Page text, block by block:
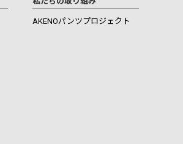
AKENOパンツプロジェクト